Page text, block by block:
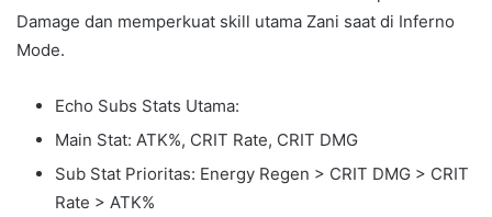
Damage dan memperkuat skill utama Zani saat di Inferno
Mode.
Echo Subs Stats Utama:
Main Stat: ATK%, CRIT Rate, CRIT DMG
Sub Stat Prioritas: Energy Regen > CRIT DMG > CRIT
Rate > ATK%